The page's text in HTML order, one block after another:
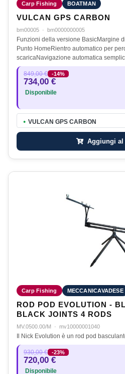
Carp Fishing BOATMAN
VULCAN GPS CARBON
bm00005 · bm0000000005
Funzioni della versione BasicMargine
Punto HomeRientro automatico per
scaricaNavigazione automatica
849,00 € -14%
734,00 €
Disponibile
● VULCAN GPS CARBON
Aggiungi al
Carp Fishing MECCANICAVADESE
ROD POD EVOLUTION -
BLACK JOINTS 4 RODS
MV.0500.00/M · mv10000001040
Il Nick Evolution è un rod pod
930,00 € -23%
720,00 €
Disponibile